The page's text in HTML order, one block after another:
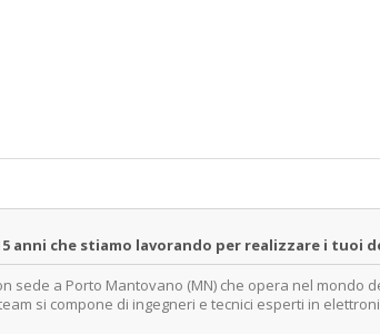
anni che stiamo lavorando per realizzare i tuoi
sede a Porto Mantovano (MN) che opera nel mondo
si compone di ingegneri e tecnici esperti in